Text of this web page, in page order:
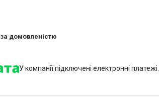
за домовленістю
У компанії підключені електронні